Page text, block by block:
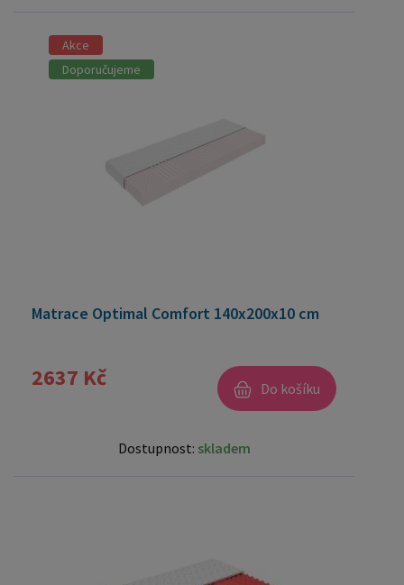
Akce
Doporučujeme
Matrace Optimal Comfort 140x200x10 cm
2637 Kč Do košíku
Dostupnost: skladem